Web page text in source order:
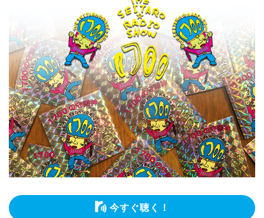
今すぐ聴く！